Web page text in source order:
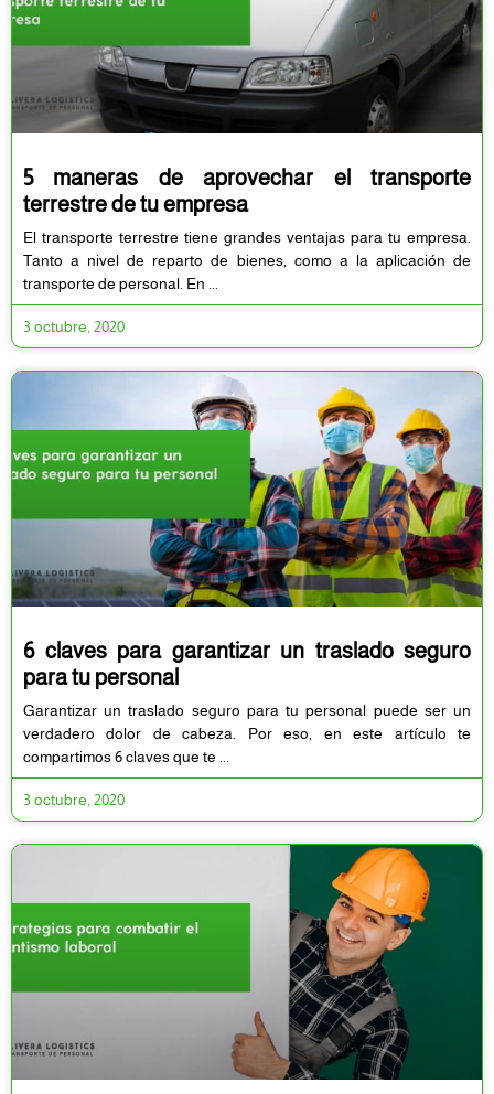
5 maneras de aprovechar el transporte
terrestre de tu empresa
El transporte terrestre tiene grandes ventajas para tu empresa.
Tanto a nivel de reparto de bienes, como a la aplicación de
transporte de personal. En
3 octubre, 2020
6 claves para garantizar un traslado seguro
para tu personal
Garantizar un traslado seguro para tu personal puede ser un
verdadero dolor de cabeza. Por eso, en este artículo te
compartimos 6 claves que te
3 octubre, 2020